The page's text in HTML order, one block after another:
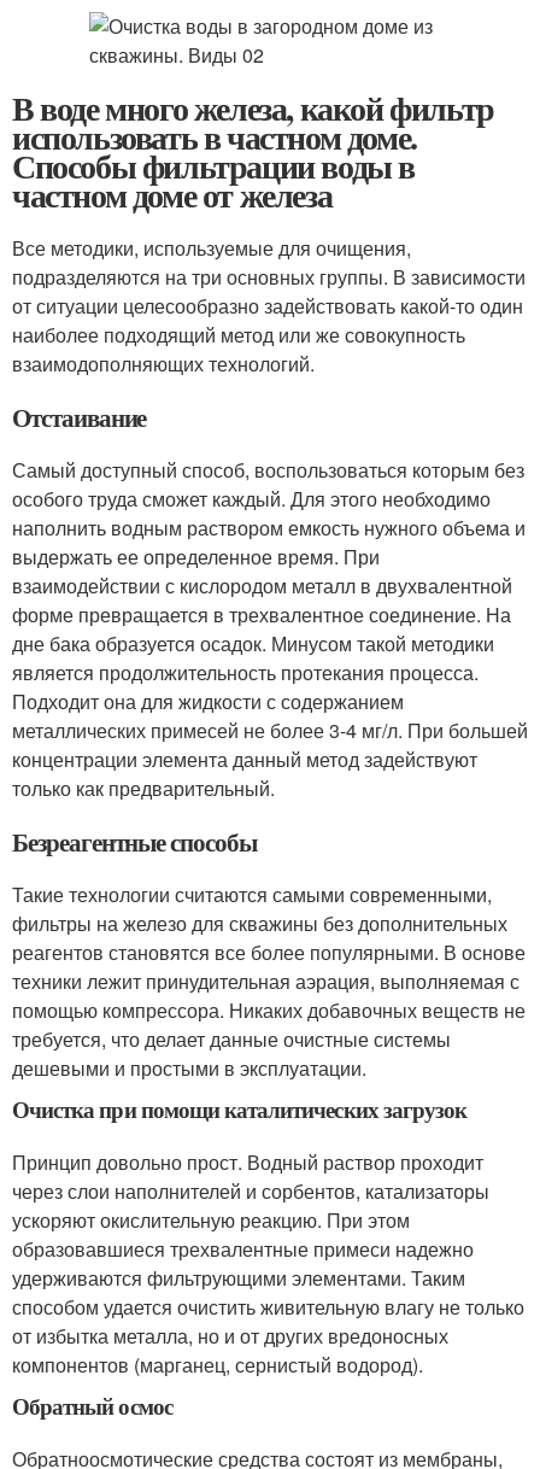
В воде много железа, какой фильтр
использовать в частном доме.
Способы фильтрации воды в
частном доме от железа
Все методики, используемые для очищения,
подразделяются на три основных группы. В зависимости
от ситуации целесообразно задействовать какой-то один
наиболее подходящий метод или же совокупность
взаимодополняющих технологий.
Отстаивание
Самый доступный способ, воспользоваться которым без
особого труда сможет каждый. Для этого необходимо
наполнить водным раствором емкость нужного объема и
выдержать ее определенное время. При
взаимодействии с кислородом металл в двухвалентной
форме превращается в трехвалентное соединение. На
дне бака образуется осадок. Минусом такой методики
является продолжительность протекания процесса.
Подходит она для жидкости с содержанием
металлических примесей не более 3-4 мг/л. При большей
концентрации элемента данный метод задействуют
только как предварительный.
Безреагентные способы
Такие технологии считаются самыми современными,
фильтры на железо для скважины без дополнительных
реагентов становятся все более популярными. В основе
техники лежит принудительная аэрация, выполняемая с
помощью компрессора. Никаких добавочных веществ не
требуется, что делает данные очистные системы
дешевыми и простыми в эксплуатации.
Очистка при помощи каталитических загрузок
Принцип довольно прост. Водный раствор проходит
через слои наполнителей и сорбентов, катализаторы
ускоряют окислительную реакцию. При этом
образовавшиеся трехвалентные примеси надежно
удерживаются фильтрующими элементами. Таким
способом удается очистить живительную влагу не только
от избытка металла, но и от других вредоносных
компонентов (марганец, сернистый водород).
Обратный осмос
Обратноосмотические средства состоят из мембраны,